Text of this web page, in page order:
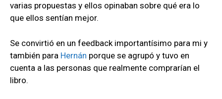
varias propuestas y ellos opinaban sobre qué era lo
que ellos sentían mejor.
Se convirtió en un feedback importantísimo para mi y
también para Hernán porque se agrupó y tuvo en
cuenta a las personas que realmente comprarían el
libro.